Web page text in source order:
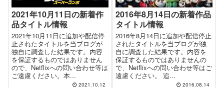
2021年10月11日の新着作
品タイトル情報
2021年10月11日に追加や配信停
止されたタイトルを当ブログが
独自に調査した結果です。内容
を保証するものではありません
ので、Netflixへの問い合わせ等は
ご遠慮ください。本...
2021.10.12
2016年8月14日の新着作品
タイトル情報
2016年8月14日に追加や配信停止
されたタイトルを当ブログが独
自に調査した結果です。内容を
保証するものではありませんの
で、Netflixへの問い合わせ等はご
遠慮ください。 追...
2016.08.14